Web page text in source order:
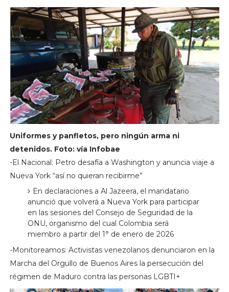
Uniformes y panfletos, pero ningún arma ni
detenidos. Foto: vía Infobae
-El Nacional: Petro desafía a Washington y anuncia viaje a
Nueva York “así no quieran recibirme”
En declaraciones a Al Jazeera, el mandatario
anunció que volverá a Nueva York para participar
en las sesiones del Consejo de Seguridad de la
ONU, organismo del cual Colombia será
miembro a partir del 1° de enero de 2026
-Monitoreamos: Activistas venezolanos denunciaron en la
Marcha del Orgullo de Buenos Aires la persecución del
régimen de Maduro contra las personas LGBTI+